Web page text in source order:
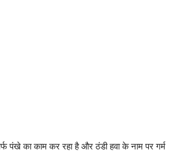
पंखे का काम कर रहा है और ठंडी हवा के नाम पर गर्म